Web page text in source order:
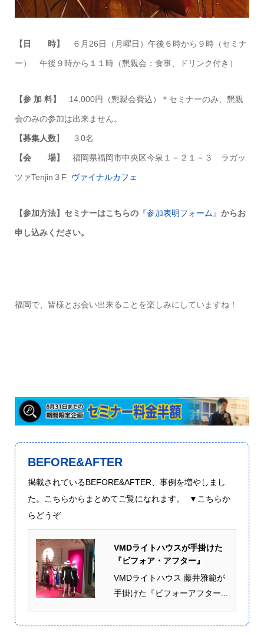
【日 時】 ６月26日（月曜日）午後６時から９時（セミナ
ー） 午後９時から１１時（懇親会：食事、ドリンク付き）
【参 加 料】 14,000円（懇親会費込）＊セミナーのみ、懇親
会のみの参加は出来ません。
【募集人数】 ３0名
【会 場】 福岡県福岡市中央区今泉１－２１－３ ラガッ
ツァTenjin３F ヴァイナルカフェ
【参加方法】セミナーはこちらの『参加表明フォーム』 からお
申し込みください。
福岡で、皆様とお会い出来ることを楽しみにしていますね！
BEFORE&AFTER
掲載されているBEFORE&AFTER、事例を増やしまし
た。こちらからまとめてご覧になれます。 ▼こちらか
らどうぞ
VMDライトハウスが手掛けた
『ビフォア・アフター』
VMDライトハウス 藤井雅範が
手掛けた『ビフォーアフター...